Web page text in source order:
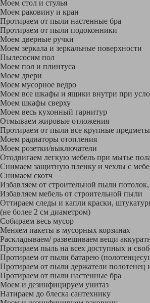
Моем стол и стулья
Моем раковину и кран
Протираем от пыли настенные бра
Протираем от пыли подоконники
Моем дверные ручки
Моем зеркала и зеркальные поверхности
Пылесосим пол
Моем пол и плинтуса
Моем двери
Моем мусорное ведро
Моем все шкафы и ящики внутри при
Моем шкафы сверху
Моем весь кухонный гарнитур
Отмываем жировые отложения
Протираем от пыли все крупные предметы
Моем радиаторы отопления
Моем розетки/выключатели
Отодвигаем легкую мебель при мытье
Снимаем защитную пленку и чехлы с
Снимаем скотч
Избавляем от строительной пыли
Избавляем мебель от строительной пыли
Оттираем следы и капли краски,
(не более 2 см диаметром)
Собираем весь мусор
Меняем пакеты в мусорных корзинах
Раскладываем/ развешиваем вещи
Протираем пыль на всех доступных и
Протираем от пыли батарею
Протираем от пыли держатели полотенец
Протираем от пыли настенные бра
Моем и дезинфицируем унитаз
Натираем до блеска сантехнику